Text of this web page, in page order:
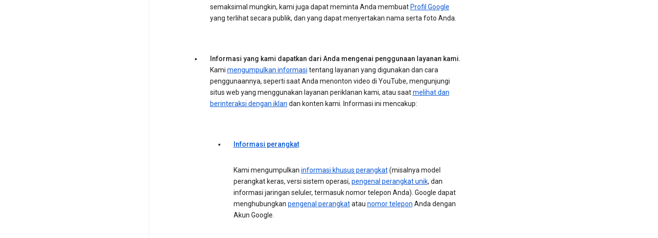
semaksimal mungkin, kami juga dapat meminta Anda membuat Profil Google
yang terlihat secara publik, dan yang dapat menyertakan nama serta foto Anda.
Informasi yang kami dapatkan dari Anda mengenai penggunaan layanan kami.
Kami mengumpulkan informasi tentang layanan yang digunakan dan cara
penggunaannya, seperti saat Anda menonton video di YouTube, mengunjungi
situs web yang menggunakan layanan periklanan kami, atau saatmelihat dan
berinteraksi dengan iklan dan konten kami. Informasi ini mencakup:
Informasi perangkat
Kami mengumpulkan informasi khusus perangkat(misalnya model
perangkat keras, versi sistem operasi, pengenal perangkat unik, dan
informasi jaringan seluler, termasuk nomor telepon Anda). Google dapat
menghubungkan pengenal perangkatatau nomor telepon Anda dengan
Akun Google.